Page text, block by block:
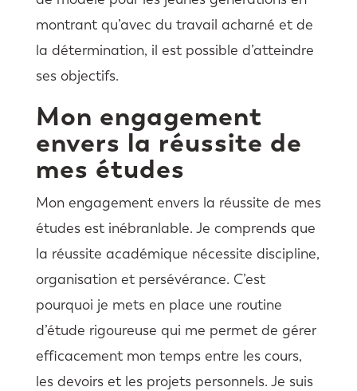
montrant qu’avec du travail acharné et de
la détermination, il est possible d’atteindre
ses objectifs.
Mon engagement
envers la réussite de
mes études
Mon engagement envers la réussite de mes
études est inébranlable. Je comprends que
la réussite académique nécessite discipline,
organisation et persévérance. C’est
pourquoi je mets en place une routine
d’étude rigoureuse qui me permet de gérer
efficacement mon temps entre les cours,
les devoirs et les projets personnels. Je suis